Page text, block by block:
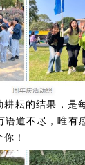
耕耘的结果，是
语道不尽，唯有
！